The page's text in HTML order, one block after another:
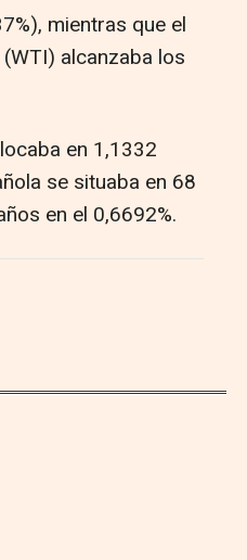
mientras que el
alcanzaba los
en 1,1332
se situaba en 68
en el 0,6692%.